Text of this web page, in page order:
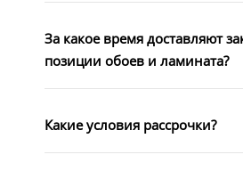
За какое время доставляют
позиции обоев и ламината?
Какие условия рассрочки?